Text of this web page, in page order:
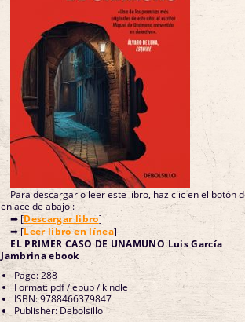
Para descargar o leer este libro, haz clic en el botón
enlace de abajo :
➡ [Descargar libro]
➡ [Leer libro en línea]
EL PRIMER CASO DE UNAMUNO Luis García
Jambrina ebook
Page: 288
Format: pdf / epub / kindle
ISBN: 9788466379847
Publisher: Debolsillo